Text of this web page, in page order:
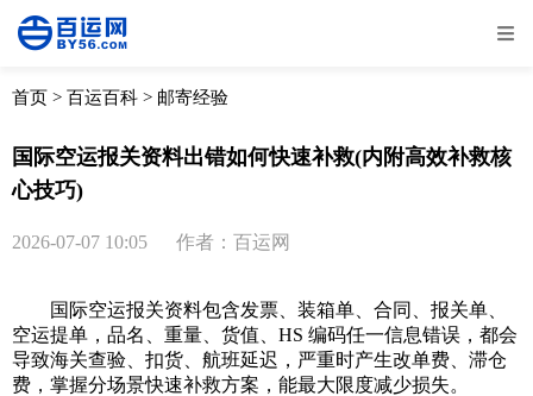
全部 物流资讯
首页 > 百运百科 > 邮寄经验
国际空运报关资料出错如何快速补救(内附高效补救核
心技巧)
2026-07-07 10:05 作者：百运网
国际空运报关资料包含发票、装箱单、合同、报关单、
空运提单，品名、重量、货值、HS 编码任一信息错误，都会
导致海关查验、扣货、航班延迟，严重时产生改单费、滞仓
费，掌握分场景快速补救方案，能最大限度减少损失。